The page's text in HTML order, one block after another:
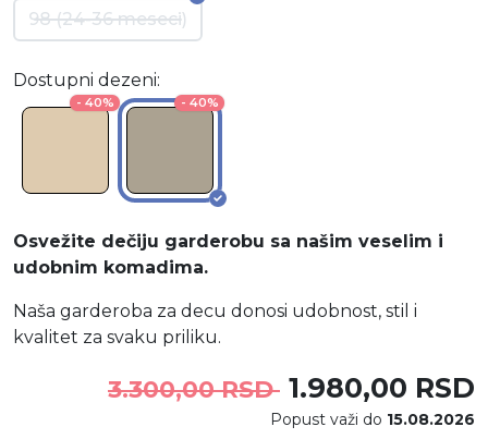
98 (24-36 meseci)
Dostupni dezeni:
- 40% - 40%
Osvežite dečiju garderobu sa našim veselim i
udobnim komadima.
Naša garderoba za decu donosi udobnost, stil i
kvalitet za svaku priliku.
3.300,00 RSD 1.980,00 RSD
Popust važi do 15.08.2026